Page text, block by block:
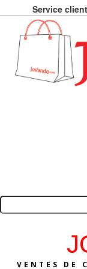
Service client
VENTES DE